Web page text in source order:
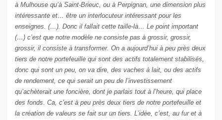
à Mulhouse qu’à Saint-Brieuc, ou à Perpignan, une dimension plus
intéressante et… être un interlocuteur intéressant pour les
enseignes. (…). Donc il fallait cette taille-là… Le point important
(…) c’est que notre modèle ne consiste pas à grossir, grossir,
grossir, il consiste à transformer. On a aujourd’hui à peu près deux
tiers de notre portefeuille qui sont des actifs totalement stabilisés,
donc qui sont un peu, on va dire, des vaches à lait, ou des actifs
de rendement, ce qui serait un peu de l’investissement
qu’achèterait une foncière, dont je parlais tout à l’heure, qui place
des fonds. Ca, c’est à peu près deux tiers de notre portefeuille et
la création de valeurs se fait sur un tiers. L’idée, c’est, au fur et à